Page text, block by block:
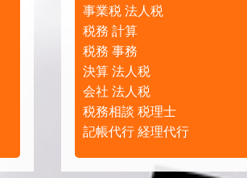
事業税 法人税
税務 計算
税務 事務
決算 法人税
会社 法人税
税務相談 税理士
記帳代行 経理代行